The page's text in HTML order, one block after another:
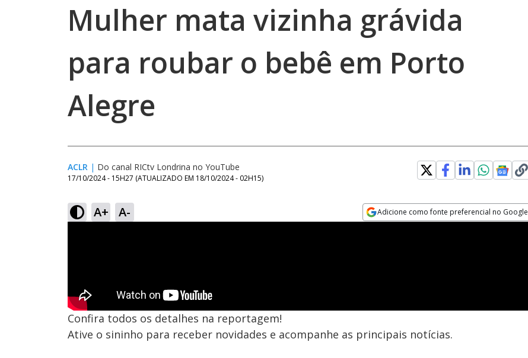
Mulher mata vizinha grávida
para roubar o bebê em Porto
Alegre
ACLR | Do canal RICtv Londrina no YouTube
17/10/2024 - 15H27 (ATUALIZADO EM 18/10/2024 - 02H15)
A+ A- Adicione como fonte preferencial no Google
Confira todos os detalhes na reportagem!
Ative o sininho para receber novidades e acompanhe as principais notícias.